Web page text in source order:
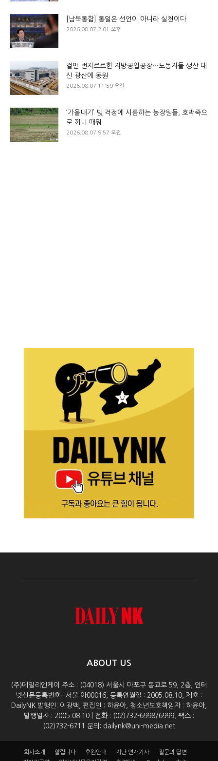
[남북통합] 통일은 선언이 아니라 실천이다
2026.08.07 2:01 오후
겉만 번지르르한 지방공업공장…노동자들 생산 대
신 광산에 동원
2026.08.07 11:59 오전
‘가을내기’ 빚 걱정에 시름하는 농장원들, 호박죽으
로 끼니 때워
2026.08.07 9:57 오전
ABOUT US
(주)데일리엔케이 주소 : (04018) 서울시 마포구 동교로 59, 2층, 인터
넷신문등록번호 : 서울 아00016, 등록연월일 : 2005.08.10, 제호 :
DailyNK 발행인: 이광백, 편집인 : 하윤아, 청소년보호책임자 : 하윤아,
발행일자 : 2005.08.10 | 전화 : (02)732-6998/6999, 팩스 :
(02)732-6711 문의: dailynk@uni-media.net
회사소개 알립니다 후원안내 지난 연재기사
질문과 답변